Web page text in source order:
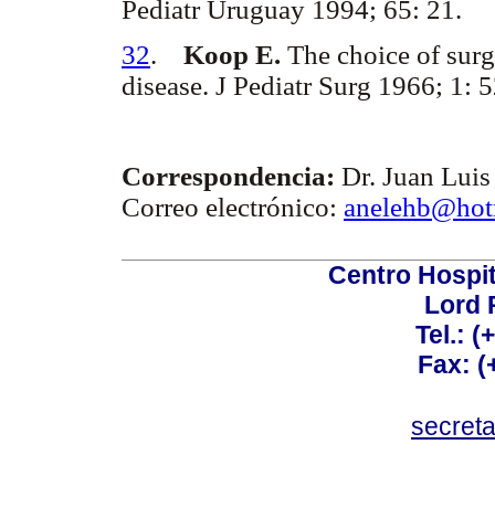
Pediatr Uruguay 1994; 65: 21.
32. Koop E. The choice of
disease. J Pediatr Surg 1966; 1:
Correspondencia: Dr. Juan
Correo electrónico:
Centro
Lord
Tel.:
Fax: